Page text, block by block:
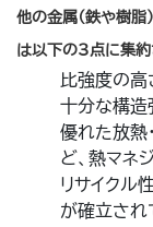
他の金属（鉄や樹脂
は以下の3点に集約
比強度の高
十分な構造
優れた放熱
ど、熱マネ
リサイクル
が確立され